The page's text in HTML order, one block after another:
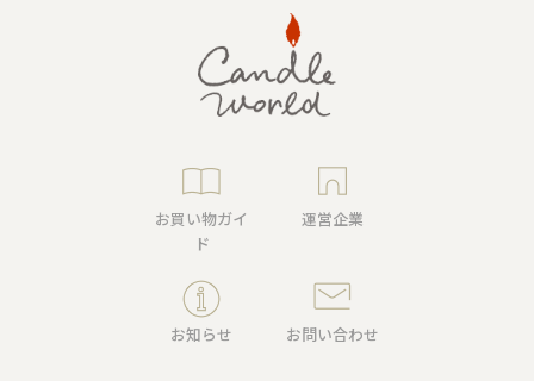
お買い物ガイ
ド
運営企業
お知らせ お問い合わせ